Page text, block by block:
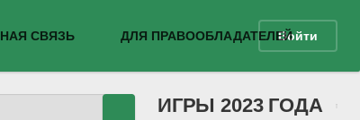
СВЯЗЬ ДЛЯ ПРАВООБЛАДАТЕЛЕЙВойти
ИГРЫ 2023 ГОДА